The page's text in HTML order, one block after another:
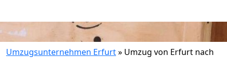
Umzugsunternehmen Erfurt» Umzug von Erfurt nach